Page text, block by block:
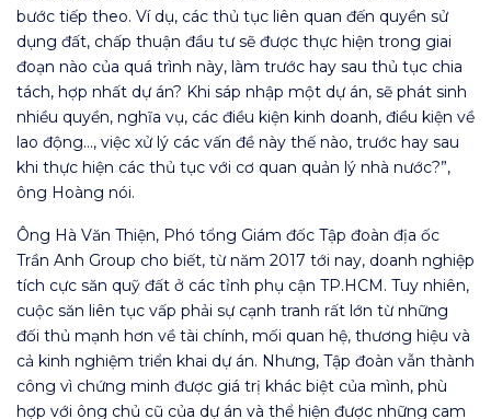
bước tiếp theo. Ví dụ, các thủ tục liên quan đến quyền sử
dụng đất, chấp thuận đầu tư sẽ được thực hiện trong giai
đoạn nào của quá trình này, làm trước hay sau thủ tục chia
tách, hợp nhất dự án? Khi sáp nhập một dự án, sẽ phát sinh
nhiều quyền, nghĩa vụ, các điều kiện kinh doanh, điều kiện về
lao động…, việc xử lý các vấn đề này thế nào, trước hay sau
khi thực hiện các thủ tục với cơ quan quản lý nhà nước?”,
ông Hoàng nói.
Ông Hà Văn Thiện, Phó tổng Giám đốc Tập đoàn địa ốc
Trần Anh Group cho biết, từ năm 2017 tới nay, doanh nghiệp
tích cực săn quỹ đất ở các tỉnh phụ cận TP.HCM. Tuy nhiên,
cuộc săn liên tục vấp phải sự cạnh tranh rất lớn từ những
đối thủ mạnh hơn về tài chính, mối quan hệ, thương hiệu và
cả kinh nghiệm triển khai dự án. Nhưng, Tập đoàn vẫn thành
công vì chứng minh được giá trị khác biệt của mình, phù
hợp với ông chủ cũ của dự án và thể hiện được những cam